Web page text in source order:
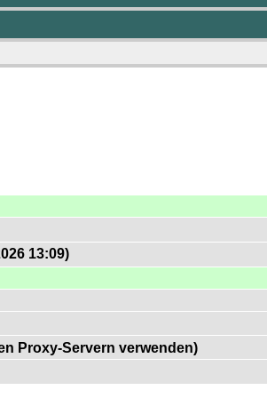
13:09)
Proxy-Servern verwenden)